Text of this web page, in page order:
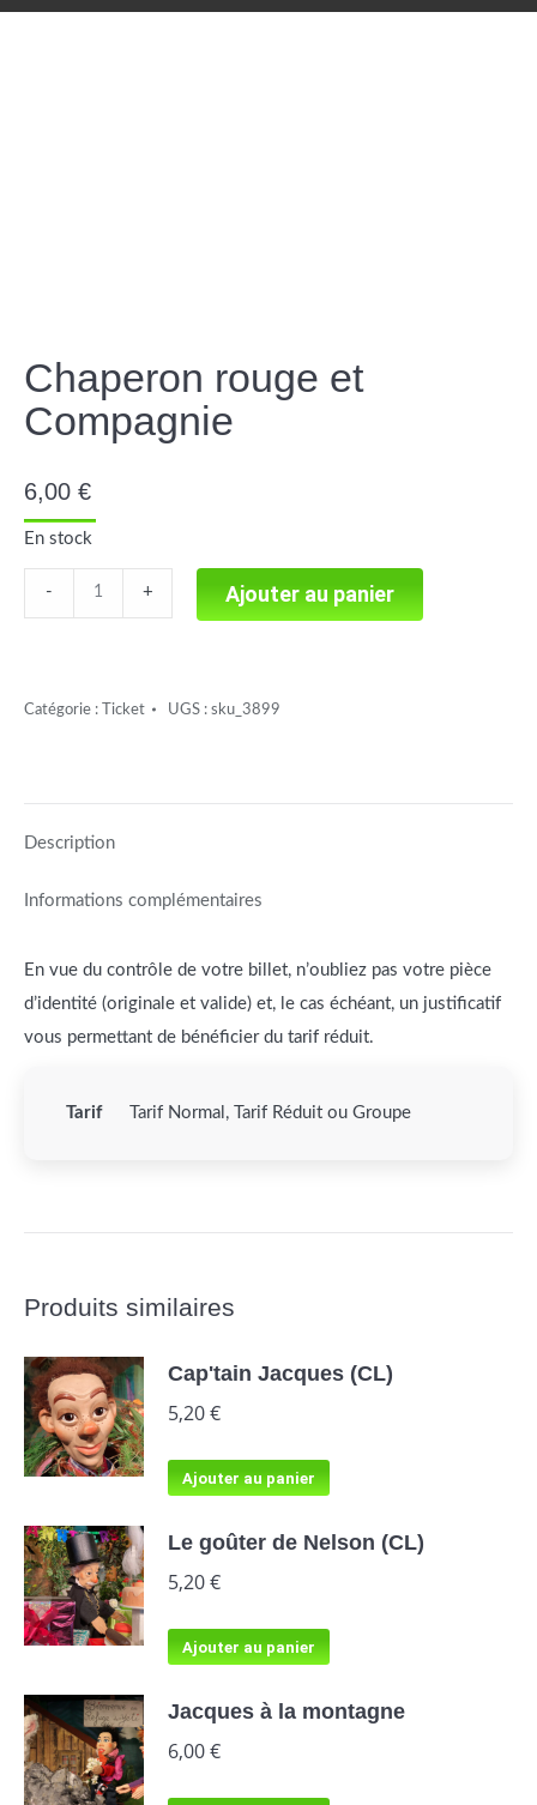
Chaperon rouge et
Compagnie
6,00 €
En stock
Chaperon
rouge
quantité
- + Ajouter au panier
Catégorie : Ticket UGS : sku_3899
Description
Informations complémentaires
En vue du contrôle de votre billet, n’oubliez pas votre pièce
d’identité (originale et valide) et, le cas échéant, un justificatif
vous permettant de bénéficier du tarif réduit.
Tarif Tarif Normal, Tarif Réduit ou Groupe
Produits similaires
Cap'tain Jacques (CL)
5,20€
Ajouter au panier
Le goûter de Nelson (CL)
5,20€
Ajouter au panier
Jacques à la montagne
6,00€